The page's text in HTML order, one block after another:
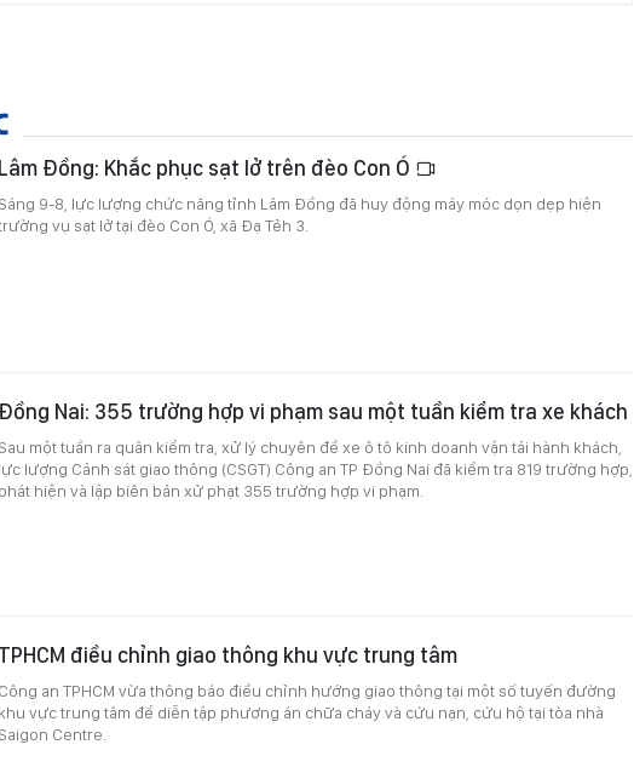
Lâm Đồng: Khắc phục sạt lở trên đèo Con Ó
Sáng 9-8, lực lượng chức năng tỉnh Lâm Đồng đã huy động máy móc dọn dẹp hiện
vụ sạt lở tại đèo Con Ó, xã Đạ Tẻh 3.
Đồng Nai: 355 trường hợp vi phạm sau một tuần kiểm tra xe khách
Sau một tuần ra quân kiểm tra, xử lý chuyên đề xe ô tô kinh doanh vận tải hành khách,
lực lượng Cảnh sát giao thông (CSGT) Công an TP Đồng Nai đã kiểm tra 819 trường hợp,
phát hiện và lập biên bản xử phạt 355 trường hợp vi phạm.
TPHCM điều chỉnh giao thông khu vực trung tâm
Công an TPHCM vừa thông báo điều chỉnh hướng giao thông tại một số tuyến đường
khu vực trung tâm để diễn tập phương án chữa cháy và cứu nạn, cứu hộ tại tòa nhà
Saigon Centre.